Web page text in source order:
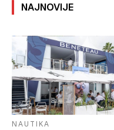
NAJNOVIJE
NAUTIKA